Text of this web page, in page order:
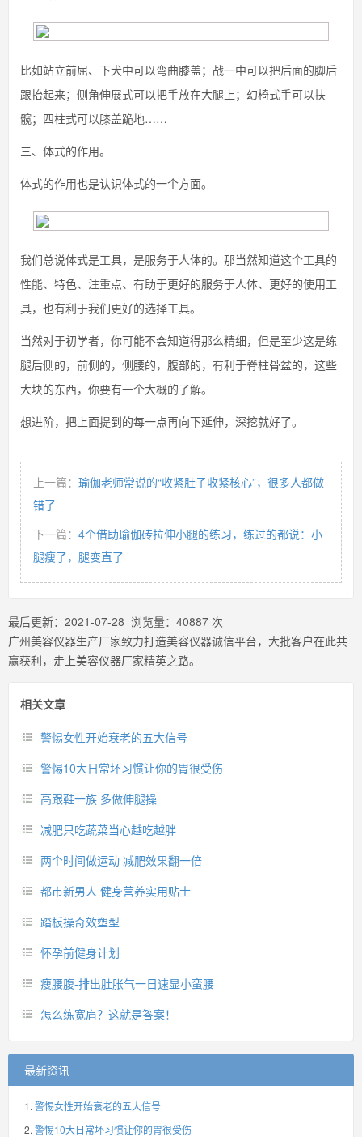
比如站立前屈、下犬中可以弯曲膝盖；战一中可以把后面的脚后
跟抬起来；侧角伸展式可以把手放在大腿上；幻椅式手可以扶
髋；四柱式可以膝盖跪地……
三、体式的作用。
体式的作用也是认识体式的一个方面。
我们总说体式是工具，是服务于人体的。那当然知道这个工具的
性能、特色、注重点、有助于更好的服务于人体、更好的使用工
具，也有利于我们更好的选择工具。
当然对于初学者，你可能不会知道得那么精细，但是至少这是练
腿后侧的，前侧的，侧腰的，腹部的，有利于脊柱骨盆的，这些
大块的东西，你要有一个大概的了解。
想进阶，把上面提到的每一点再向下延伸，深挖就好了。
上一篇： 瑜伽老师常说的“收紧肚子收紧核心”，很多人都做
错了
下一篇： 4个借助瑜伽砖拉伸小腿的练习，练过的都说：小
腿瘦了，腿变直了
最后更新： 2021-07-28 浏览量： 40887 次
广州美容仪器生产厂家致力打造美容仪器诚信平台，大批客户在此共
赢获利，走上美容仪器厂家精英之路。
相关文章
警惕女性开始衰老的五大信号
警惕10大日常坏习惯让你的胃很受伤
高跟鞋一族 多做伸腿操
减肥只吃蔬菜当心越吃越胖
两个时间做运动 减肥效果翻一倍
都市新男人 健身营养实用贴士
踏板操奇效塑型
怀孕前健身计划
瘦腰腹-排出肚胀气一日速显小蛮腰
怎么练宽肩？这就是答案！
最新资讯
警惕女性开始衰老的五大信号
警惕10大日常坏习惯让你的胃很受伤